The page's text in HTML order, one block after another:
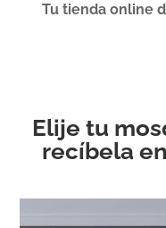
Tu tienda online
Elije tu
recíbela